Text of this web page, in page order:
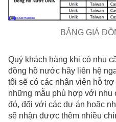
BẢNG GIÁ
Quý khách hàng khi có nhu
đồng hồ nước hãy liên hệ
tôi sẽ có các nhân viên hỗ
những mẫu phù hợp với nhu
đó, đối với các dự án hoặc
sẽ nhận được thêm nhiều